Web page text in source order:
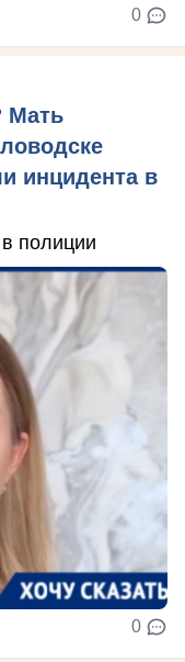
0
Мать
инцидента в
полиции
0